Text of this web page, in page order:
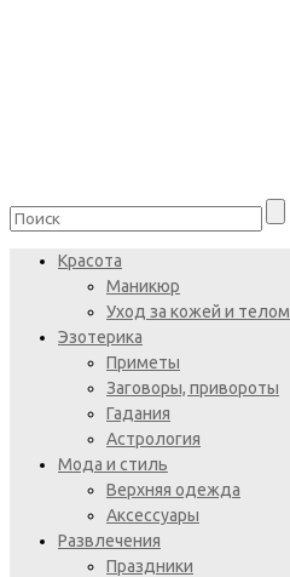
Красота
Маникюр
Уход за кожей и телом
Эзотерика
Приметы
Заговоры, привороты
Гадания
Астрология
Мода и стиль
Верхняя одежда
Аксессуары
Развлечения
Праздники